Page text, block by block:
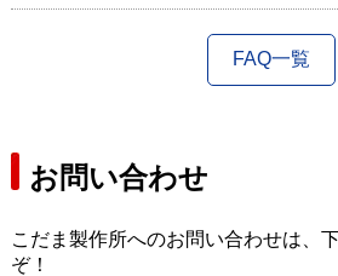
FAQ一覧
お問い合わせ
こだま製作所へのお問い合わせは、
ぞ！